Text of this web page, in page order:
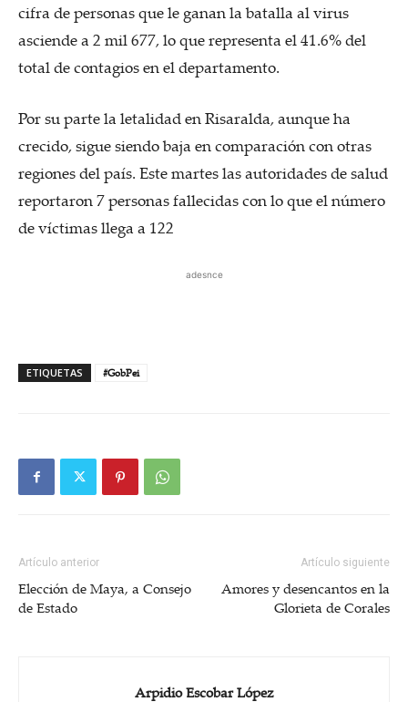
cifra de personas que le ganan la batalla al virus
asciende a 2 mil 677, lo que representa el 41.6% del
total de contagios en el departamento.
Por su parte la letalidad en Risaralda, aunque ha
crecido, sigue siendo baja en comparación con otras
regiones del país. Este martes las autoridades de salud
reportaron 7 personas fallecidas con lo que el número
de víctimas llega a 122
adesnce
ETIQUETAS #GobPei
Artículo anterior
Elección de Maya, a Consejo
de Estado
Artículo siguiente
Amores y desencantos en la
Glorieta de Corales
Arpidio Escobar López